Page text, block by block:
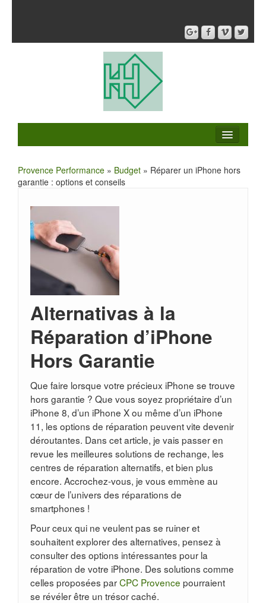
Provence Performance » Budget » Réparer un iPhone hors
garantie : options et conseils
Alternativas à la
Réparation d’iPhone
Hors Garantie
Que faire lorsque votre précieux iPhone se trouve
hors garantie ? Que vous soyez propriétaire d’un
iPhone 8, d’un iPhone X ou même d’un iPhone
11, les options de réparation peuvent vite devenir
déroutantes. Dans cet article, je vais passer en
revue les meilleures solutions de rechange, les
centres de réparation alternatifs, et bien plus
encore. Accrochez-vous, je vous emmène au
cœur de l’univers des réparations de
smartphones !
Pour ceux qui ne veulent pas se ruiner et
souhaitent explorer des alternatives, pensez à
consulter des options intéressantes pour la
réparation de votre iPhone. Des solutions comme
celles proposées parCPC Provence pourraient
se révéler être un trésor caché.